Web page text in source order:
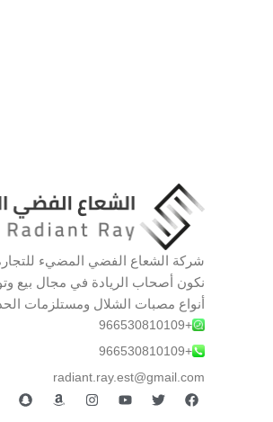
شركة الشعاع الفضي المضيء
نكون أصحاب الريادة في مجال بيع
أنواع مصبات الشلال ومستلزمات
+966530810109
+966530810109
radiant.ray.est@gmail.com